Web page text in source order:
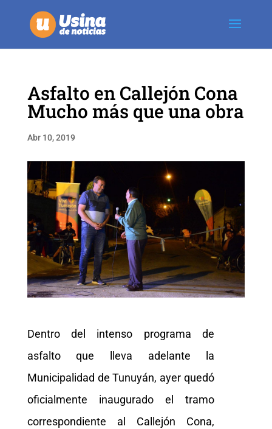
Asfalto en Callejón Cona
Mucho más que una obra
Abr 10, 2019
Dentro del intenso programa de
asfalto que lleva adelante la
Municipalidad de Tunuyán, ayer quedó
oficialmente inaugurado el tramo
correspondiente al Callejón Cona,